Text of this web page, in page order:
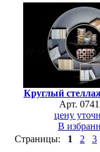
Круглый
Арт.
цену
В
Страницы: 1 2 3